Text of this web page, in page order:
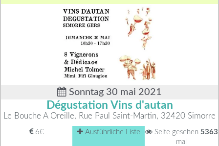
Sonntag 30 mai 2021
Dégustation Vins d'autan
Le Bouche A Oreille, Rue Paul Saint-Martin, 32420 Simorre
6€ Ausführliche Liste Seite gesehen 5363
mal